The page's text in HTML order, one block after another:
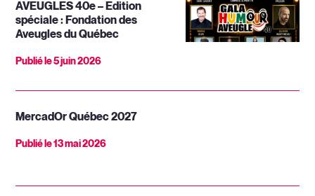
AVEUGLES 40e – Edition
spéciale : Fondation des
Aveugles du Québec
Publié le5 juin 2026
MercadOr Québec 2027
Publié le13 mai 2026